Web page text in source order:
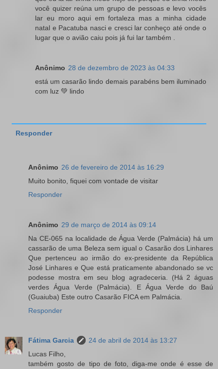
você quizer reúna um grupo de pessoas e levo vocês
lar eu moro aqui em fortaleza mas a minha cidade
natal e Pacatuba nasci e cresci lar conheço até onde o
lugar que o avião caiu pois já fui lar também .
Anônimo 28 de dezembro de 2023 às 04:33
está um casarão lindo demais parabéns bem iluminado
com luz 💚 lindo
Responder
Anônimo 26 de fevereiro de 2014 às 16:29
Muito bonito, fiquei com vontade de visitar
Responder
Anônimo 29 de março de 2014 às 09:14
Na CE-065 na localidade de Água Verde (Palmácia) há um
cassarão de uma Beleza sem igual o Casarão dos Linhares
Que pertenceu ao irmão do ex-presidente da República
José Linhares e Que está praticamente abandonado se vc
podesse mostra em seu blog agradeceria. (Há 2 águas
verdes Água Verde (Palmácia). E Água Verde do Baú
(Guaiuba) Este outro Casarão FICA em Palmácia.
Responder
Fátima Garcia
24 de abril de 2014 às 13:27
Lucas Filho,
também gosto de tipo de foto, diga-me onde é esse de